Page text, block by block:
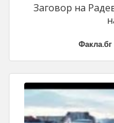
Заговор на
Факла.бг